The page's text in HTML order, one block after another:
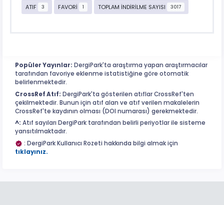
ATIF
3 FAVORİ 1 TOPLAM İNDİRİLME SAYISI 3017
Popüler Yayınlar: DergiPark'ta araştırma yapan araştırmacılar
tarafından favoriye eklenme istatistiğine göre otomatik
belirlenmektedir.
CrossRef Atıf: DergiPark'ta gösterilen atıflar CrossRef'ten
çekilmektedir. Bunun için atıf alan ve atıf verilen makalelerin
CrossRef'te kaydının olması (DOI numarası) gerekmektedir.
^: Atıf sayıları DergiPark tarafından belirli periyotlar ile sisteme
yansıtılmaktadır.
: DergiPark Kullanıcı Rozeti hakkında bilgi almak için
tıklayınız.